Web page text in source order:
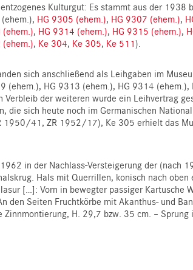
Kulturgut: Es stammt aus der 1938
HG 9305 (ehem.), HG 9307 (ehem.),
, HG 9314 (ehem.), HG 9315 (ehem.),
, Ke 304, Ke 305, Ke 511).
sich anschließend als Leihgaben im
HG 9313 (ehem.), HG 9314
der weiteren wurde ein Leihvertrag
die sich heute noch im Germanischen
41, ZR 1952/17), Ke 305 erhielt das
in der Nachlass-Versteigerung der (nach
Hals mit Querrillen, konisch nach
[…]: Vorn in bewegter passiger Kartusche
den Seiten Fruchtkörbe mit Akanthus- und
Zinnmontierung, H. 29,7 bzw. 35 cm. – Sprung